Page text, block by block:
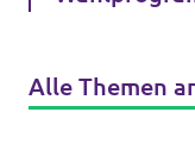
Alle Themen